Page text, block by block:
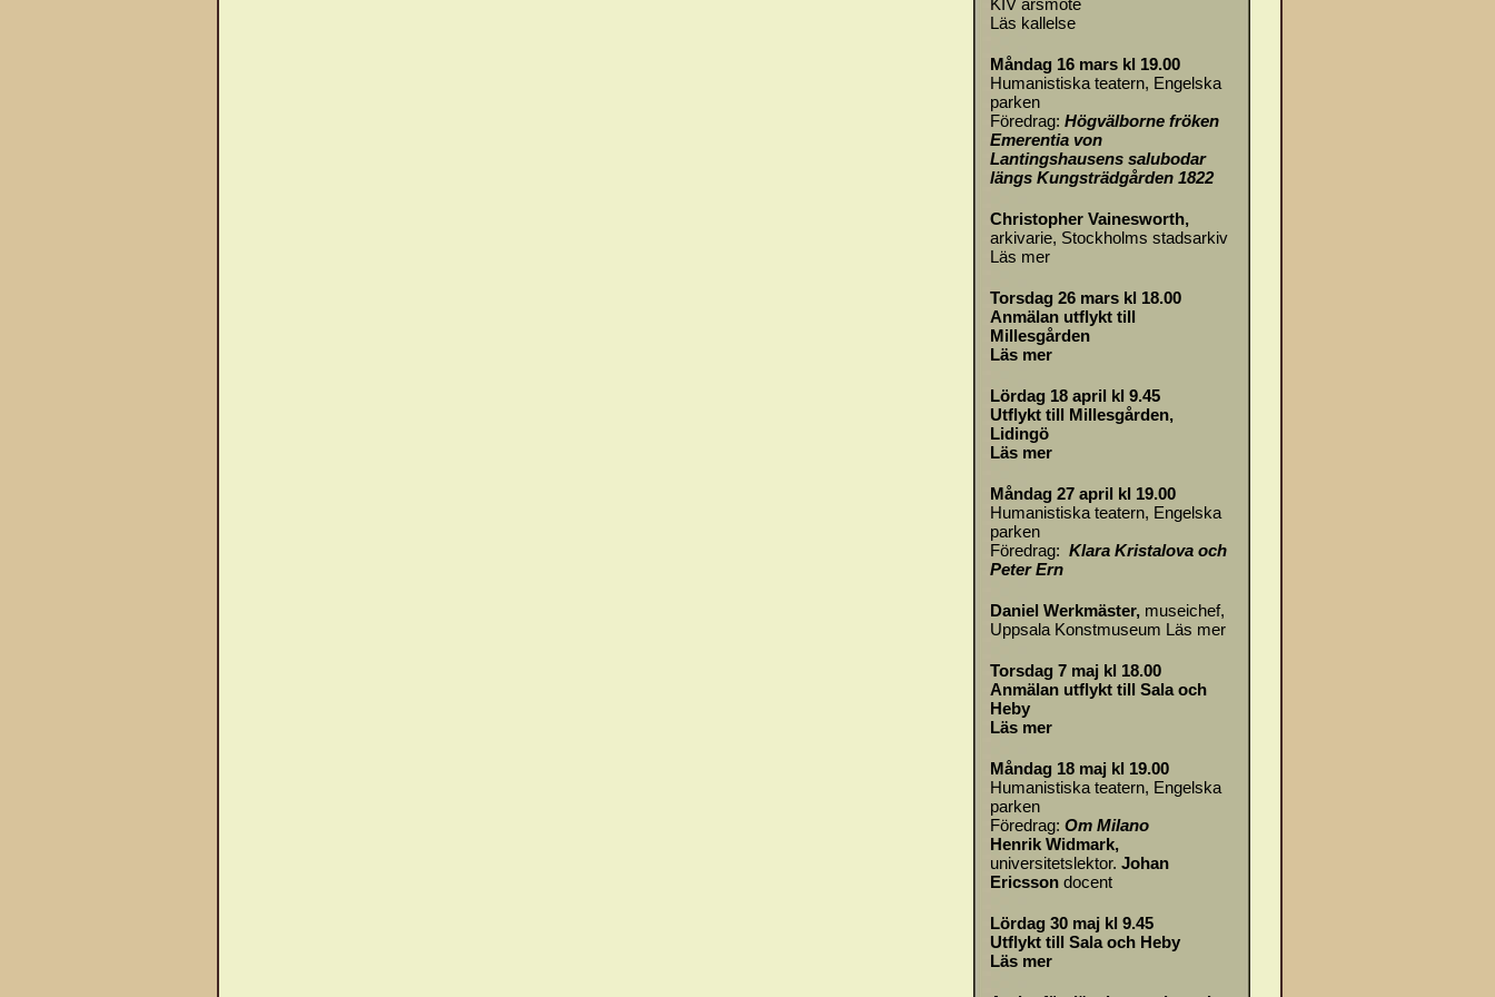
KIV årsmöte
Läs kallelse
Måndag 16 mars kl 19.00
Humanistiska teatern, Engelska
parken
Föredrag: Högvälborne fröken
Emerentia von
Lantingshausens salubodar
längs Kungsträdgården 1822
Christopher Vainesworth,
arkivarie, Stockholms stadsarkiv
Läs mer
Torsdag 26 mars kl 18.00
Anmälan utflykt till
Millesgården
Läs mer
Lördag 18 april kl 9.45
Utflykt till Millesgården,
Lidingö
Läs mer
Måndag 27 april kl 19.00
Humanistiska teatern, Engelska
parken
Föredrag: Klara Kristalova och
Peter Ern
Daniel Werkmäster, museichef,
Uppsala Konstmuseum Läs mer
Torsdag 7 maj kl 18.00
Anmälan utflykt till Sala och
Heby
Läs mer
Måndag 18 maj kl 19.00
Humanistiska teatern, Engelska
parken
Föredrag: Om Milano
Henrik Widmark,
universitetslektor. Johan
Ericsson docent
Lördag 30 maj kl 9.45
Utflykt till Sala och Heby
Läs mer